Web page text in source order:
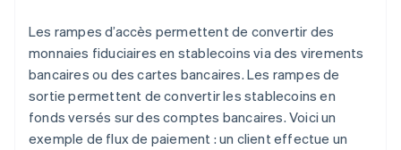
Les rampes d’accès permettent de convertir des
monnaies fiduciaires en stablecoins via des virements
bancaires ou des cartes bancaires. Les rampes de
sortie permettent de convertir les stablecoins en
fonds versés sur des comptes bancaires. Voici un
exemple de flux de paiement : un client effectue un